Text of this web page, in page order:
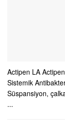
Actipen LA
Sistemik
Süspansiyon,
...